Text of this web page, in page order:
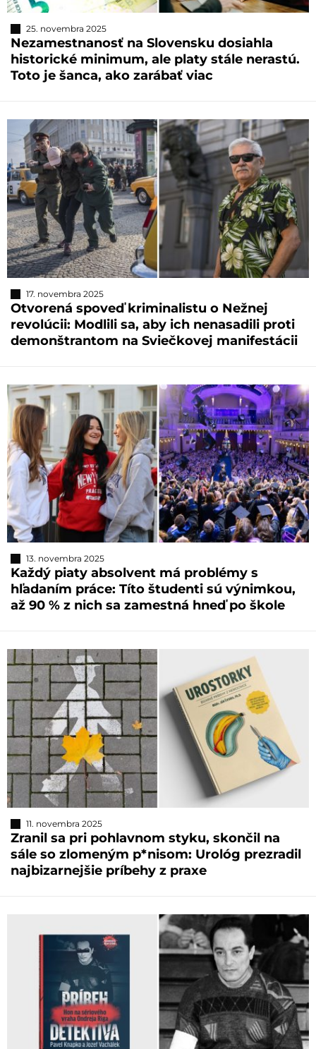
25. novembra 2025
Nezamestnanosť na Slovensku dosiahla
historické minimum, ale platy stále nerastú.
Toto je šanca, ako zarábať viac
17. novembra 2025
Otvorená spoveď kriminalistu o Nežnej
revolúcii: Modlili sa, aby ich nenasadili proti
demonštrantom na Sviečkovej manifestácii
13. novembra 2025
Každý piaty absolvent má problémy s
hľadaním práce: Títo študenti sú výnimkou,
až 90 % z nich sa zamestná hneď po škole
11. novembra 2025
Zranil sa pri pohlavnom styku, skončil na
sále so zlomeným p*nisom: Urológ prezradil
najbizarnejšie príbehy z praxe